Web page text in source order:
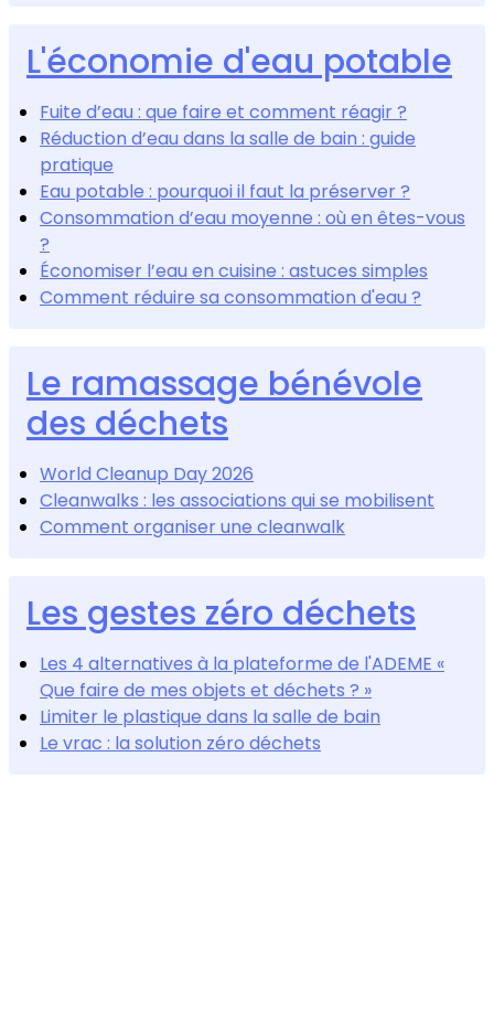
L'économie d'eau potable
Fuite d’eau : que faire et comment réagir ?
Réduction d’eau dans la salle de bain : guide
pratique
Eau potable : pourquoi il faut la préserver ?
Consommation d’eau moyenne : où en êtes-vous
?
Économiser l’eau en cuisine : astuces simples
Comment réduire sa consommation d'eau ?
Le ramassage bénévole
des déchets
World Cleanup Day 2026
Cleanwalks : les associations qui se mobilisent
Comment organiser une cleanwalk
Les gestes zéro déchets
Les 4 alternatives à la plateforme de l'ADEME «
Que faire de mes objets et déchets ? »
Limiter le plastique dans la salle de bain
Le vrac : la solution zéro déchets